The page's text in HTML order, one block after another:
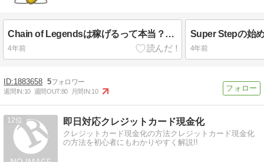
Chain of Legendsは稼げるって本当？始め方やメリット・デメリットをまとめ！
4年前 4年前
1883658 5
週間IN:10 週間OUT:80 月間IN:10
12 即日対応クレジットカード現金化
クレジットカード現金化の方法クレジットカード現金化
の方法を初心者にもわかりやすく解説!!